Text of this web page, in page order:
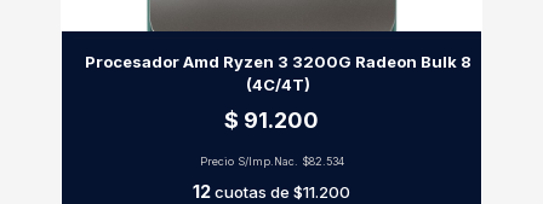
Procesador Amd Ryzen 3 3200G Radeon Bulk 8
(4C/4T)
$ 91.200
Precio S/Imp.Nac. $82.534
12cuotas de $11.200